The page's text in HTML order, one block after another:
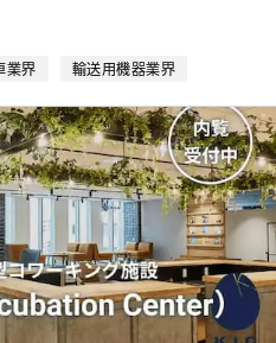
ク
ー
ク
業界 輸送用機器業界